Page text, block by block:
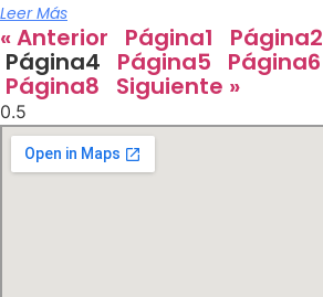
Leer Más
« Anterior Página1 Página2
Página4 Página5 Página6
Página8 Siguiente »